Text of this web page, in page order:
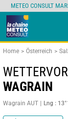
Home Österreich
WAGRAIN
Wagrain AUT Lng :
METEO CONSULT